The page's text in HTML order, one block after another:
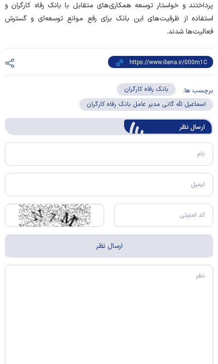
پرداختند و خواستار توسعه همکاری‌های متقابل با بانک رفاه کارگران و
استفاده از ظرفیت‌های این بانک برای رفع موانع توسعه‌ای و گسترش
فعالیت‌ها شدند.
برچسب ها:
بانک رفاه کارگران
اسماعیل لله گانی مدیر عامل بانک رفاه کارگران
ارسال‌ نظر